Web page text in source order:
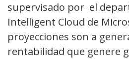
supervisado por el
Intelligent Cloud de
proyecciones son a
rentabilidad que genere